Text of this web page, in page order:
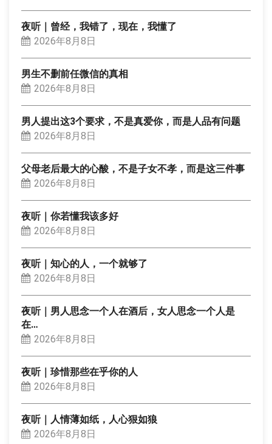
夜听｜曾经，我错了，现在，我懂了
2026年8月8日
男生不删前任微信的真相
2026年8月8日
男人提出这3个要求，不是真爱你，而是人品有问题
2026年8月8日
父母老后最大的心酸，不是子女不孝，而是这三件事
2026年8月8日
夜听｜你若懂我该多好
2026年8月8日
夜听｜知心的人，一个就够了
2026年8月8日
夜听｜男人思念一个人在酒后，女人思念一个人是
在…
2026年8月8日
夜听｜珍惜那些在乎你的人
2026年8月8日
夜听｜人情薄如纸，人心狠如狼
2026年8月8日